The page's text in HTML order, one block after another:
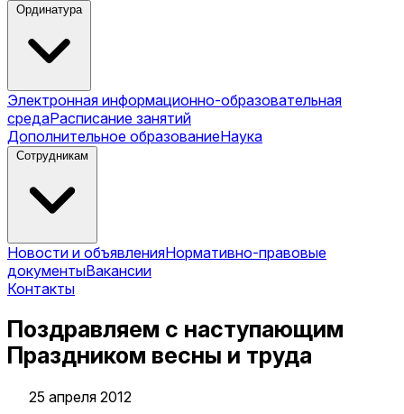
Ординатура
Электронная информационно-образовательная
средаРасписание занятий
Дополнительное образованиеНаука
Сотрудникам
Новости и объявленияНормативно-правовые
документыВакансии
Контакты
Поздравляем с наступающим
Праздником весны и труда
25 апреля 2012